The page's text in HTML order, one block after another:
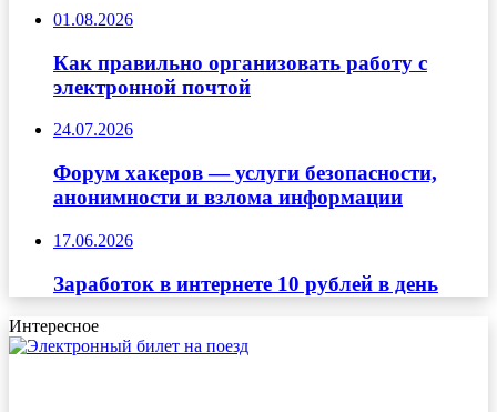
01.08.2026
Как правильно организовать работу с
электронной почтой
24.07.2026
Форум хакеров — услуги безопасности,
анонимности и взлома информации
17.06.2026
Заработок в интернете 10 рублей в день
Интересное